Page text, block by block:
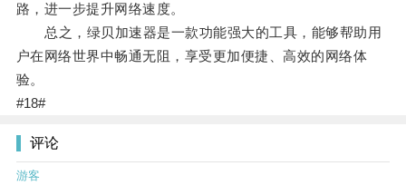
路，进一步提升网络速度。
总之，绿贝加速器是一款功能强大的工具，能够帮助用
户在网络世界中畅通无阻，享受更加便捷、高效的网络体
验。
#18#
评论
游客